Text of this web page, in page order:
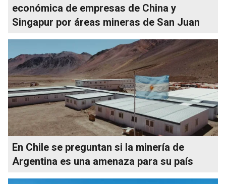
económica de empresas de China y
Singapur por áreas mineras de San Juan
En Chile se preguntan si la minería de
Argentina es una amenaza para su país